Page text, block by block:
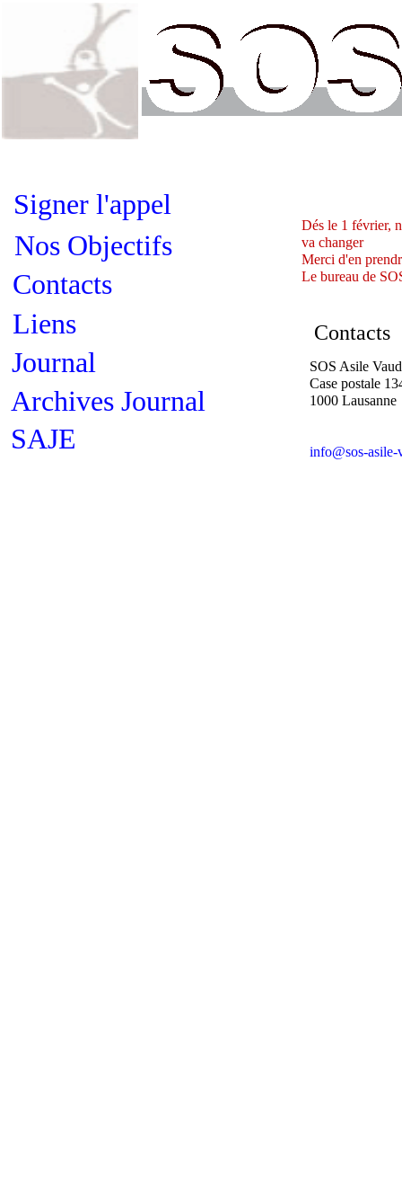
Signer l'appel
Dés le 1 février,
va changer
Merci d'en
Le bureau de
Nos Objectifs
Contacts
Liens
SOS Asile
Case postale
1000 Lausanne
info@sos-asile-
Contacts
Journal
Archives Journal
SAJE